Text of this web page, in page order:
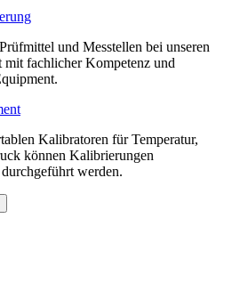
und Messtellen bei unseren
fachlicher Kompetenz und
Kalibratoren für Temperatur,
können Kalibrierungen
werden.